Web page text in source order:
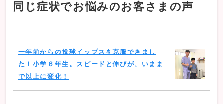
同じ症状でお悩みのお客さまの声
一年前からの投球イップスを克服できまし
た！小学６年生。スピードと伸びが、いまま
で以上に変化！